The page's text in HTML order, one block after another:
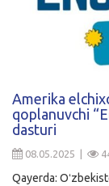
Amerika
qoplanuvchi
dasturi
08.05.2025 |
Qayerda: